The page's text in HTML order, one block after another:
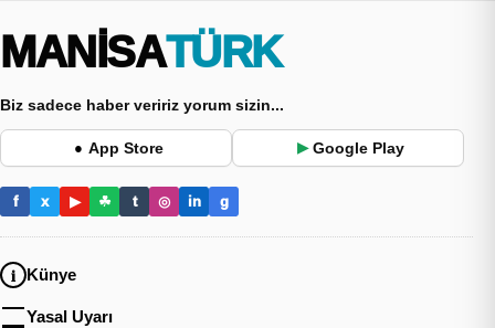
MANİSA TÜRK
Biz sadece haber veririz yorum sizin...
● App Store ▶ Google Play
f x ▶ ☘ t ◎ in g
Künye
Yasal Uyarı